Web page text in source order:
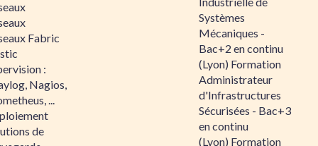
Fabric
:
Nagios,
...
de
Systèmes
Mécaniques -
Bac+2 en continu
(Lyon) Formation
Administrateur
d'Infrastructures
Sécurisées - Bac+3
en continu
(Lyon) Formation